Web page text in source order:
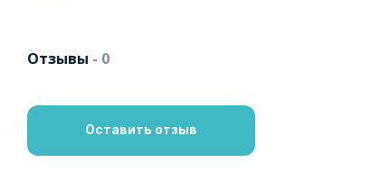
Отзывы - 0
Оставить отзыв